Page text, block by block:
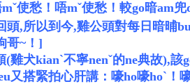
使愁！唔mˇ使愁！較go暗am兜
,所以到今,雞公頭對每日暗晡
哥~！]
犬kianˋ不寧nenˇ的ne典故),該
搭緊拍心肝講：嚎ho嚎hoˋ！